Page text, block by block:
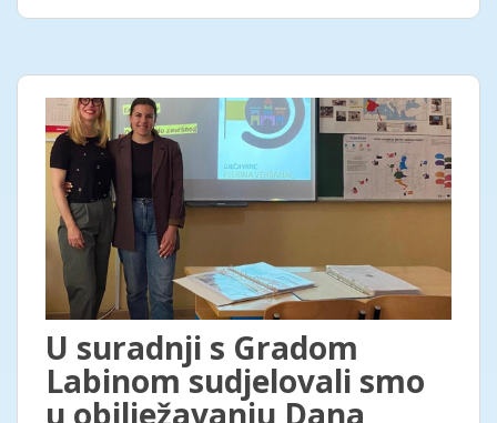
U suradnji s Gradom
Labinom sudjelovali smo
u obilježavanju Dana